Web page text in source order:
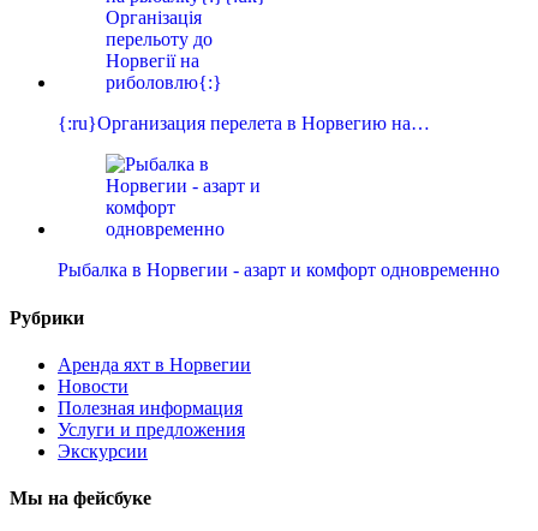
{:ru}Организация перелета в Норвегию на…
Рыбалка в Норвегии - азарт и комфорт одновременно
Рубрики
Аренда яхт в Норвегии
Новости
Полезная информация
Услуги и предложения
Экскурсии
Мы на фейсбуке